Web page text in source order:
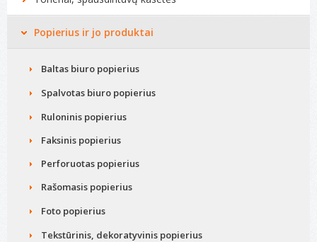
Biuro technikos remontas
Popierius ir jo produktai
Baltas biuro popierius
Spalvotas biuro popierius
Ruloninis popierius
Faksinis popierius
Perforuotas popierius
Rašomasis popierius
Foto popierius
Tekstūrinis, dekoratyvinis popierius